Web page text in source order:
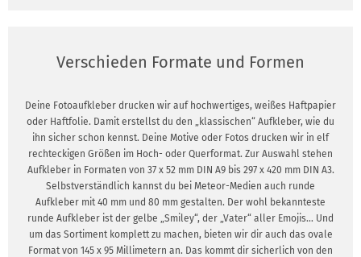
Verschieden Formate und Formen
Deine Fotoaufkleber drucken wir auf hochwertiges, weißes Haftpapier
oder Haftfolie. Damit erstellst du den „klassischen“ Aufkleber, wie du
ihn sicher schon kennst. Deine Motive oder Fotos drucken wir in elf
rechteckigen Größen im Hoch- oder Querformat. Zur Auswahl stehen
Aufkleber in Formaten von 37 x 52 mm DIN A9 bis 297 x 420 mm DIN A3.
Selbstverständlich kannst du bei Meteor-Medien auch runde
Aufkleber mit 40 mm und 80 mm gestalten. Der wohl bekannteste
runde Aufkleber ist der gelbe „Smiley“, der „Vater“ aller Emojis… Und
um das Sortiment komplett zu machen, bieten wir dir auch das ovale
Format von 145 x 95 Millimetern an. Das kommt dir sicherlich von den